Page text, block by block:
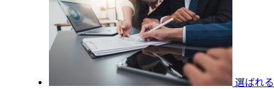
選ばれる